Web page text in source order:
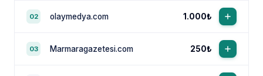
02 olaymedya.com 1.000₺
03 Marmaragazetesi.com 250₺